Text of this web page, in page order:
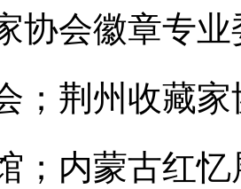
协会徽章专
；荆州收藏
；内蒙古红